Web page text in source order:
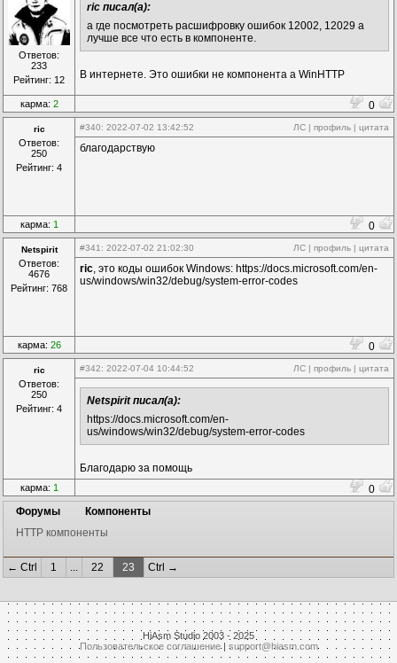
Ответов:
233
Рейтинг: 12
ric писал(а):
а где посмотреть расшифровку ошибок 12002, 12029 а
лучше все что есть в компоненте.
В интернете. Это ошибки не компонента а WinHTTP
карма: 2 0
ric
Ответов:
250
Рейтинг: 4
#340: 2022-07-02 13:42:52 ЛС | профиль | цитата
благодарствую
карма: 1 0
Netspirit
Ответов:
4676
Рейтинг: 768
#341 : 2022-07-02 21:02:30 ЛС | профиль | цитата
ric, это коды ошибок Windows: https://docs.microsoft.com/en-
us/windows/win32/debug/system-error-codes
карма: 26 0
ric
Ответов:
250
Рейтинг: 4
#342: 2022-07-04 10:44:52 ЛС | профиль | цитата
Netspirit писал(а):
https://docs.microsoft.com/en-
us/windows/win32/debug/system-error-codes
Благодарю за помощь
карма: 1
0
Форумы
Компоненты
HTTP компоненты
← Ctrl 1 ... 22 23 Ctrl →
HiAsm Studio 2003 - 2025
Пользовательское соглашение| support@hiasm.com